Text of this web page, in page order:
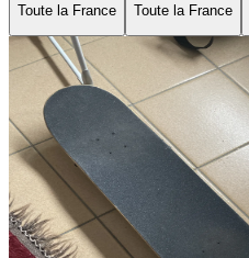
Toute la France Toute la France